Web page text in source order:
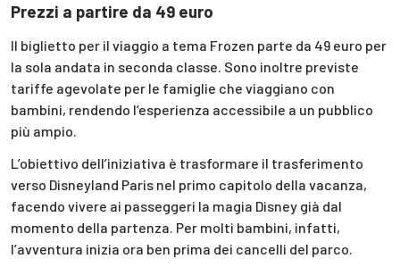
Prezzi a partire da 49 euro
Il biglietto per il viaggio a tema Frozen parte da 49 euro per
la sola andata in seconda classe. Sono inoltre previste
tariffe agevolate per le famiglie che viaggiano con
bambini, rendendo l’esperienza accessibile a un pubblico
più ampio.
L’obiettivo dell’iniziativa è trasformare il trasferimento
verso Disneyland Paris nel primo capitolo della vacanza,
facendo vivere ai passeggeri la magia Disney già dal
momento della partenza. Per molti bambini, infatti,
l’avventura inizia ora ben prima dei cancelli del parco.